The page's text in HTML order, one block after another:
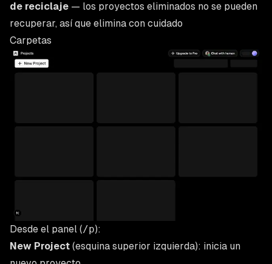
de reciclaje — los proyectos eliminados no se pueden
recuperar, así que elimina con cuidado
Carpetas
Desde el panel (/p):
New Project (esquina superior izquierda): inicia un